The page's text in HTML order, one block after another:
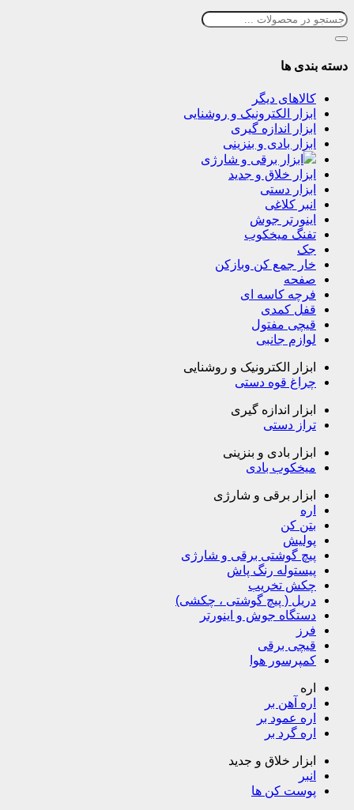
دسته بندی ها
کالاهای دیگر
ابزار الکترونیک و روشنایی
ابزار اندازه گیری
ابزار بادی و بنزینی
ابزار برقی و شارژی
ابزار خلاق و جدید
ابزار دستی
انبر کلاغی
اینورتر جوش
تفنگ میخکوب
جک
خار جمع کن وبازکن
صفحه
فرچه کاسه ای
قفل کمدی
قیچی مفتول
لوازم جانبی
ابزار الکترونیک و روشنایی
چراغ قوه دستی
ابزار اندازه گیری
تراز دستی
ابزار بادی و بنزینی
میخکوب بادی
ابزار برقی و شارژی
اره
بتن کن
پولیش
پیچ گوشتی برقی و شارژی
پیستوله رنگ پاش
چکش تخریب
دریل ( پیچ گوشتی ، چکشی)
دستگاه جوش و اینورتر
فرز
قیچی برقی
کمپرسور هوا
اره
اره آهن بر
اره عمود بر
اره گرد بر
ابزار خلاق و جدید
انبر
پوست کن ها